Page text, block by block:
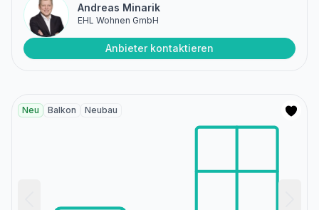
Andreas Minarik
EHL Wohnen GmbH
Anbieter kontaktieren
Neu Balkon Neubau